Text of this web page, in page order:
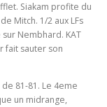
Siakam profite du
Mitch. 1/2 aux LFs
Nembhard. KAT
fait sauter son
81-81. Le 4eme
un midrange,